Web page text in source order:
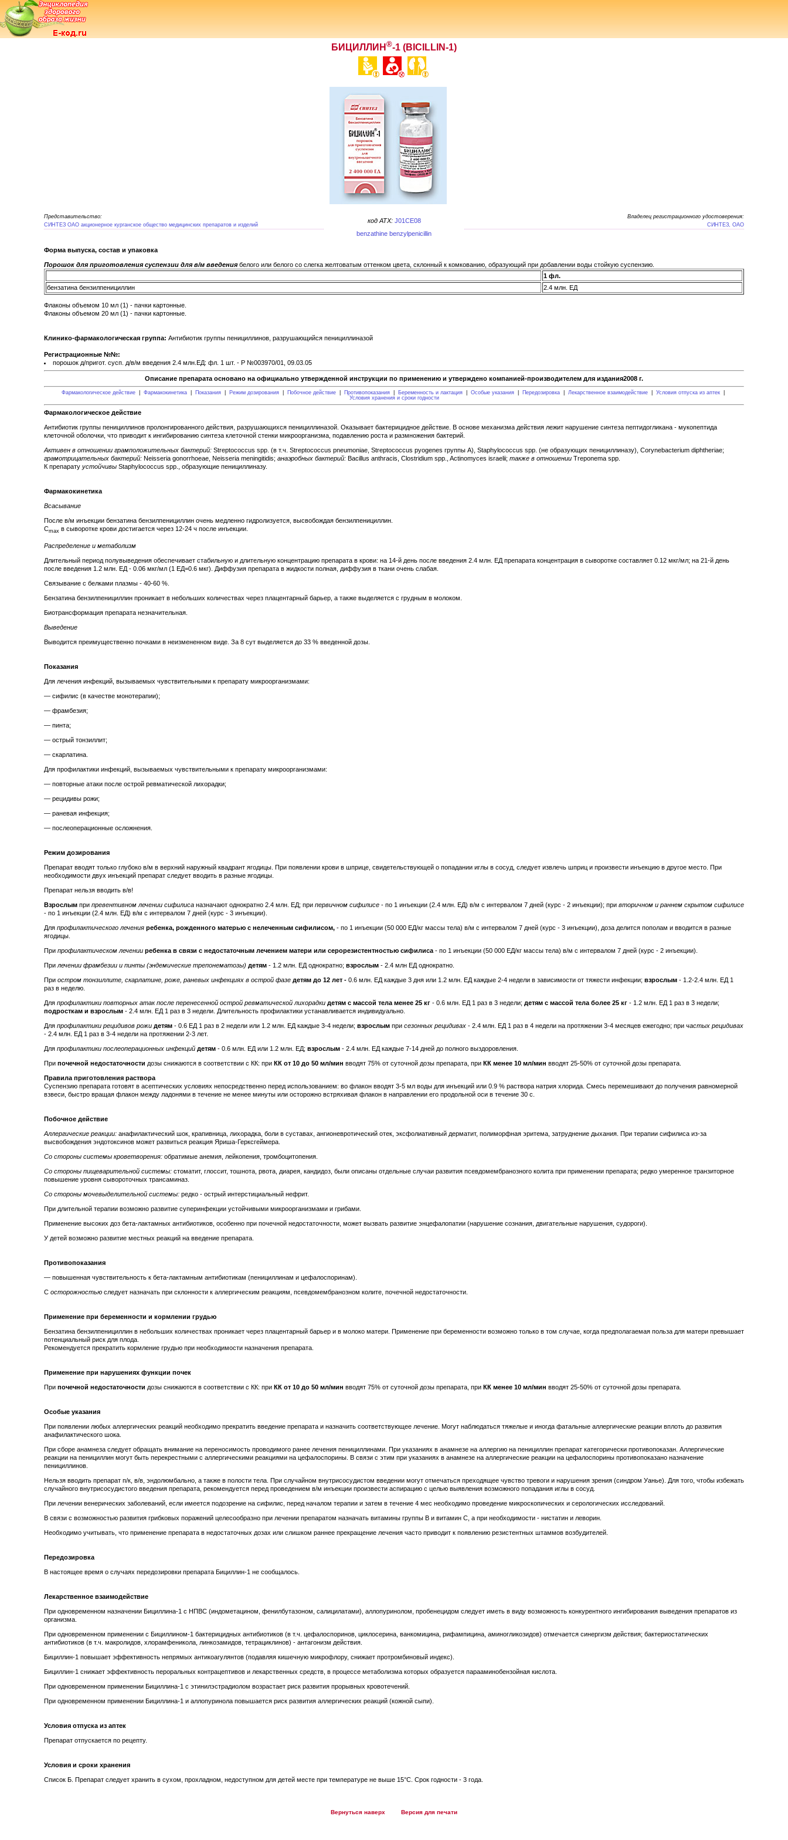
БИЦИЛЛИН ®-1 (BICILLIN-1)
Представительство:
СИНТЕЗ ОАО акционерное курганское общество медицинских препаратов и изделий
код ATX: J01CE08
Владелец регистрационного удостоверения:
СИНТЕЗ, ОАО
benzathine benzylpenicillin
Форма выпуска, состав и упаковка
Порошок для приготовления суспензии для в/м введениябелого или белого со слегка желтоватым оттенком цвета, склонный к комкованию, образующий при добавлении воды стойкую суспензию.
1 фл.
бензатина бензилпенициллин
2.4 млн. ЕД
Флаконы объемом 10 мл (1) - пачки картонные.
Флаконы объемом 20 мл (1) - пачки картонные.
Клинико-фармакологическая группа: Антибиотик группы пенициллинов, разрушающийся пенициллиназой
Регистрационные №№:
порошок д/пригот. сусп. д/в/м введения 2.4 млн.ЕД: фл. 1 шт. - Р №003970/01, 09.03.05
Описание препарата основано на официально утвержденной инструкции по применению и утверждено компанией-производителем для издания2008 г.
Фармакологическое действие Фармакокинетика Показания Режим дозирования Побочное действие Противопоказания Беременность и лактация Особые указания Передозировка Лекарственное взаимодействие Условия отпуска из аптек
Условия хранения и сроки годности
Фармакологическое действие
Антибиотик группы пенициллинов пролонгированного действия, разрушающихся пенициллиназой. Оказывает бактерицидное действие. В основе механизма действия лежит нарушение синтеза пептидогликана - мукопептида
клеточной оболочки, что приводит к ингибированию синтеза клеточной стенки микроорганизма, подавлению роста и размножения бактерий.
Активен в отношении грамположительных бактерий: Streptococcus spp. (в т.ч. Streptococcus pneumoniae, Streptococcus pyogenes группы А), Staphylococcus spp. (не образующих пенициллиназу), Corynebacterium diphtheriae;
грамотрицательных бактерий: Neisseria gonorrhoeae, Neisseria meningitidis; анаэробных бактерий: Bacillus anthracis, Clostridium spp., Actinomyces israelii; также в отношении Treponema spp.
К препарату устойчивы Staphylococcus spp., образующие пенициллиназу.
Фармакокинетика
Всасывание
После в/м инъекции бензатина бензилпенициллин очень медленно гидролизуется, высвобождая бензилпенициллин.
Cmax в сыворотке крови достигается через 12-24 ч после инъекции.
Распределение и метаболизм
Длительный период полувыведения обеспечивает стабильную и длительную концентрацию препарата в крови: на 14-й день после введения 2.4 млн. ЕД препарата концентрация в сыворотке составляет 0.12 мкг/мл; на 21-й день
после введения 1.2 млн. ЕД - 0.06 мкг/мл (1 ЕД=0.6 мкг). Диффузия препарата в жидкости полная, диффузия в ткани очень слабая.
Связывание с белками плазмы - 40-60 %.
Бензатина бензилпенициллин проникает в небольших количествах через плацентарный барьер, а также выделяется с грудным в молоком.
Биотрансформация препарата незначительная.
Выведение
Выводится преимущественно почками в неизмененном виде. За 8 сут выделяется до 33 % введенной дозы.
Показания
Для лечения инфекций, вызываемых чувствительными к препарату микроорганизмами:
— сифилис (в качестве монотерапии);
— фрамбезия;
— пинта;
— острый тонзиллит;
— скарлатина.
Для профилактики инфекций, вызываемых чувствительными к препарату микроорганизмами:
— повторные атаки после острой ревматической лихорадки;
— рецидивы рожи;
— раневая инфекция;
— послеоперационные осложнения.
Режим дозирования
Препарат вводят только глубоко в/м в верхний наружный квадрант ягодицы. При появлении крови в шприце, свидетельствующей о попадании иглы в сосуд, следует извлечь шприц и произвести инъекцию в другое место. При
необходимости двух инъекций препарат следует вводить в разные ягодицы.
Препарат нельзя вводить в/в!
Взрослым при превентивном лечении сифилиса назначают однократно 2.4 млн. ЕД; при первичном сифилисе - по 1 инъекции (2.4 млн. ЕД) в/м с интервалом 7 дней (курс - 2 инъекции); при вторичном и раннем скрытом сифилисе
- по 1 инъекции (2.4 млн. ЕД) в/м с интервалом 7 дней (курс - 3 инъекции).
Для профилактического лечения ребенка, рожденного матерью с нелеченным сифилисом, - по 1 инъекции (50 000 ЕД/кг массы тела) в/м с интервалом 7 дней (курс - 3 инъекции), доза делится пополам и вводится в разные
ягодицы.
При профилактическом лечении ребенка в связи с недостаточным лечением матери или серорезистентностью сифилиса - по 1 инъекции (50 000 ЕД/кг массы тела) в/м с интервалом 7 дней (курс - 2 инъекции).
При лечении фрамбезии и пинты (эндемические трепонематозы) детям - 1.2 млн. ЕД однократно; взрослым - 2.4 млн ЕД однократно.
При остром тонзиллите, скарлатине, роже, раневых инфекциях в острой фазе детям до 12 лет - 0.6 млн. ЕД каждые 3 дня или 1.2 млн. ЕД каждые 2-4 недели в зависимости от тяжести инфекции; взрослым - 1.2-2.4 млн. ЕД 1
раз в неделю.
Для профилактики повторных атак после перенесенной острой ревматической лихорадки детям с массой тела менее 25 кг - 0.6 млн. ЕД 1 раз в 3 недели; детям с массой тела более 25 кг - 1.2 млн. ЕД 1 раз в 3 недели;
подросткам и взрослым - 2.4 млн. ЕД 1 раз в 3 недели. Длительность профилактики устанавливается индивидуально.
Для профилактики рецидивов рожи детям - 0.6 ЕД 1 раз в 2 недели или 1.2 млн. ЕД каждые 3-4 недели; взрослым при сезонных рецидивах - 2.4 млн. ЕД 1 раз в 4 недели на протяжении 3-4 месяцев ежегодно; при частых рецидивах
- 2.4 млн. ЕД 1 раз в 3-4 недели на протяжении 2-3 лет.
Для профилактики послеоперационных инфекций детям - 0.6 млн. ЕД или 1.2 млн. ЕД; взрослым - 2.4 млн. ЕД каждые 7-14 дней до полного выздоровления.
При почечной недостаточности дозы снижаются в соответствии с КК: при КК от 10 до 50 мл/мин вводят 75% от суточной дозы препарата, при КК менее 10 мл/мин вводят 25-50% от суточной дозы препарата.
Правила приготовления раствора
Суспензию препарата готовят в асептических условиях непосредственно перед использованием: во флакон вводят 3-5 мл воды для инъекций или 0.9 % раствора натрия хлорида. Смесь перемешивают до получения равномерной
взвеси, быстро вращая флакон между ладонями в течение не менее минуты или осторожно встряхивая флакон в направлении его продольной оси в течение 30 с.
Побочное действие
Аллергические реакции: анафилактический шок, крапивница, лихорадка, боли в суставах, ангионевротический отек, эксфолиативный дерматит, полиморфная эритема, затруднение дыхания. При терапии сифилиса из-за
высвобождения эндотоксинов может развиться реакция Яриша-Герксгеймера.
Со стороны системы кроветворения: обратимые анемия, лейкопения, тромбоцитопения.
Со стороны пищеварительной системы: стоматит, глоссит, тошнота, рвота, диарея, кандидоз, были описаны отдельные случаи развития псевдомембранозного колита при применении препарата; редко умеренное транзиторное
повышение уровня сывороточных трансаминаз.
Со стороны мочевыделительной системы: редко - острый интерстициальный нефрит.
При длительной терапии возможно развитие суперинфекции устойчивыми микроорганизмами и грибами.
Применение высоких доз бета-лактамных антибиотиков, особенно при почечной недостаточности, может вызвать развитие энцефалопатии (нарушение сознания, двигательные нарушения, судороги).
У детей возможно развитие местных реакций на введение препарата.
Противопоказания
— повышенная чувствительность к бета-лактамным антибиотикам (пенициллинам и цефалоспоринам).
С осторожностью следует назначать при склонности к аллергическим реакциям, псевдомембранозном колите, почечной недостаточности.
Применение при беременности и кормлении грудью
Бензатина бензилпенициллин в небольших количествах проникает через плацентарный барьер и в молоко матери. Применение при беременности возможно только в том случае, когда предполагаемая польза для матери превышает
потенциальный риск для плода.
Рекомендуется прекратить кормление грудью при необходимости назначения препарата.
Применение при нарушениях функции почек
При почечной недостаточности дозы снижаются в соответствии с КК: при КК от 10 до 50 мл/мин вводят 75% от суточной дозы препарата, при КК менее 10 мл/мин вводят 25-50% от суточной дозы препарата.
Особые указания
При появлении любых аллергических реакций необходимо прекратить введение препарата и назначить соответствующее лечение. Могут наблюдаться тяжелые и иногда фатальные аллергические реакции вплоть до развития
анафилактического шока.
При сборе анамнеза следует обращать внимание на переносимость проводимого ранее лечения пенициллинами. При указаниях в анамнезе на аллергию на пенициллин препарат категорически противопоказан. Аллергические
реакции на пенициллин могут быть перекрестными с аллергическими реакциями на цефалоспорины. В связи с этим при указаниях в анамнезе на аллергические реакции на цефалоспорины противопоказано назначение
пенициллинов.
Нельзя вводить препарат п/к, в/в, эндолюмбально, а также в полости тела. При случайном внутрисосудистом введении могут отмечаться преходящее чувство тревоги и нарушения зрения (синдром Уанье). Для того, чтобы избежать
случайного внутрисосудистого введения препарата, рекомендуется перед проведением в/м инъекции произвести аспирацию с целью выявления возможного попадания иглы в сосуд.
При лечении венерических заболеваний, если имеется подозрение на сифилис, перед началом терапии и затем в течение 4 мес необходимо проведение микроскопических и серологических исследований.
В связи с возможностью развития грибковых поражений целесообразно при лечении препаратом назначать витамины группы В и витамин С, а при необходимости - нистатин и леворин.
Необходимо учитывать, что применение препарата в недостаточных дозах или слишком раннее прекращение лечения часто приводит к появлению резистентных штаммов возбудителей.
Передозировка
В настоящее время о случаях передозировки препарата Бициллин-1 не сообщалось.
Лекарственное взаимодействие
При одновременном назначении Бициллина-1 с НПВС (индометацином, фенилбутазоном, салицилатами), аллопуринолом, пробенецидом следует иметь в виду возможность конкурентного ингибирования выведения препаратов из
организма.
При одновременном применении с Бициллином-1 бактерицидных антибиотиков (в т.ч. цефалоспоринов, циклосерина, ванкомицина, рифампицина, аминогликозидов) отмечается синергизм действия; бактериостатических
антибиотиков (в т.ч. макролидов, хлорамфеникола, линкозамидов, тетрациклинов) - антагонизм действия.
Бициллин-1 повышает эффективность непрямых антикоагулянтов (подавляя кишечную микрофлору, снижает протромбиновый индекс).
Бициллин-1 снижает эффективность пероральных контрацептивов и лекарственных средств, в процессе метаболизма которых образуется парааминобензойная кислота.
При одновременном применении Бициллина-1 с этинилэстрадиолом возрастает риск развития прорывных кровотечений.
При одновременном применении Бициллина-1 и аллопуринола повышается риск развития аллергических реакций (кожной сыпи).
Условия отпуска из аптек
Препарат отпускается по рецепту.
Условия и сроки хранения
Список Б. Препарат следует хранить в сухом, прохладном, недоступном для детей месте при температуре не выше 15°С. Срок годности - 3 года.
Вернуться наверх Версия для печати